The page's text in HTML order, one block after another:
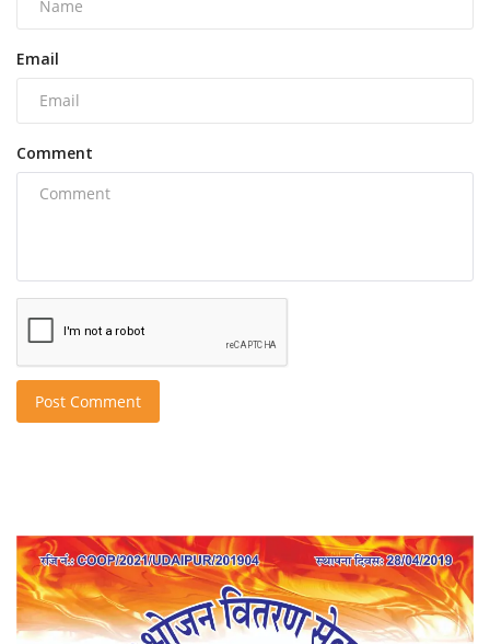
Email
Comment
Post Comment